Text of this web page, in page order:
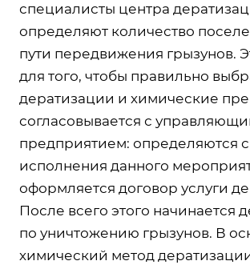
специалисты центра
определяют количество
пути передвижения грызунов.
для того, чтобы правильно
дератизации и химические
согласовывается с
предприятием: определяются
исполнения данного
оформляется договор услуги
После всего этого начинается
по уничтожению грызунов. В
химический метод